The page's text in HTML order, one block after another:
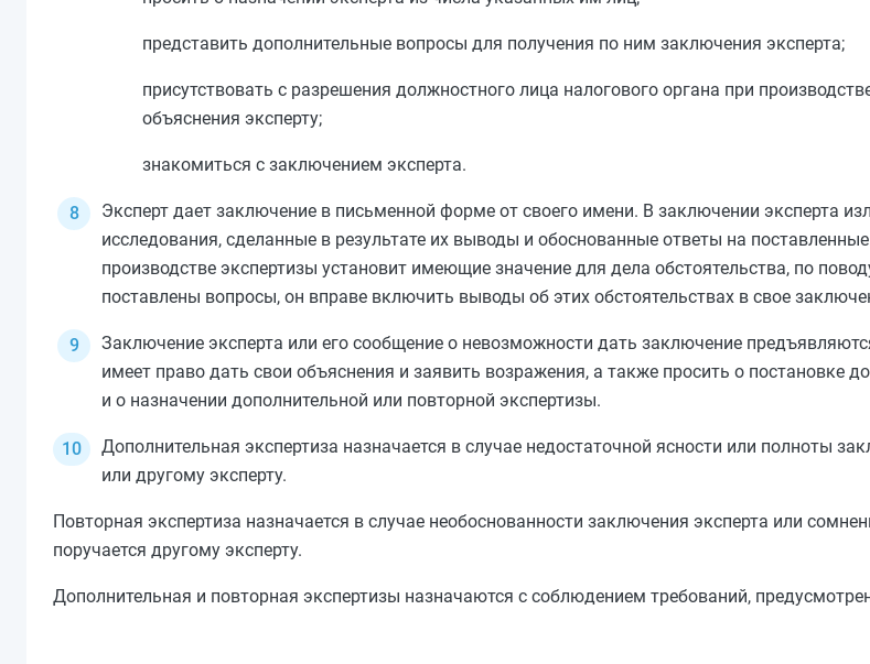
представить дополнительные вопросы для получения по ним заключения эксперта;
присутствовать с разрешения должностного лица налогового органа при
объяснения эксперту;
знакомиться с заключением эксперта.
Эксперт дает заключение в письменной форме от своего имени. В заключении эксперта
исследования, сделанные в результате их выводы и обоснованные ответы на
производстве экспертизы установит имеющие значение для дела обстоятельства, по
поставлены вопросы, он вправе включить выводы об этих обстоятельствах в свое
Заключение эксперта или его сообщение о невозможности дать заключение
имеет право дать свои объяснения и заявить возражения, а также просить о постановке
и о назначении дополнительной или повторной экспертизы.
Дополнительная экспертиза назначается в случае недостаточной ясности или полноты
или другому эксперту.
Повторная экспертиза назначается в случае необоснованности заключения эксперта или
поручается другому эксперту.
Дополнительная и повторная экспертизы назначаются с соблюдением требований,